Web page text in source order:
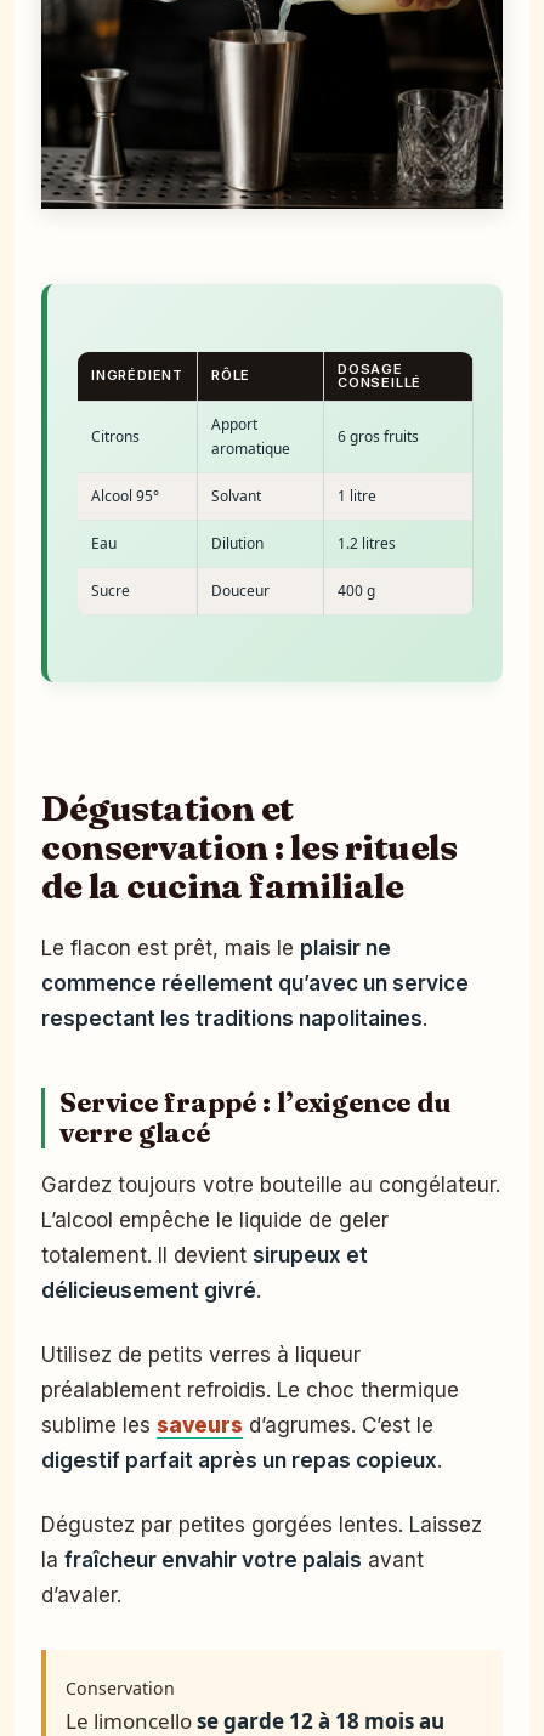
INGRÉDIENT RÔLE DOSAGE
CONSEILLÉ
Citrons
Apport
aromatique
6 gros fruits
Alcool 95° Solvant 1 litre
Eau Dilution 1.2 litres
Sucre Douceur 400 g
Dégustation et
conservation : les rituels
de la cucina familiale
Le flacon est prêt, mais le plaisir ne
commence réellement qu’avec un service
respectant les traditions napolitaines.
Service frappé : l’exigence du
verre glacé
Gardez toujours votre bouteille au congélateur.
L’alcool empêche le liquide de geler
totalement. Il devient sirupeux et
délicieusement givré.
Utilisez de petits verres à liqueur
préalablement refroidis. Le choc thermique
sublime les saveurs d’agrumes. C’est le
digestif parfait après un repas copieux.
Dégustez par petites gorgées lentes. Laissez
la fraîcheur envahir votre palais avant
d’avaler.
Conservation
Le limoncellose garde 12 à 18 mois au